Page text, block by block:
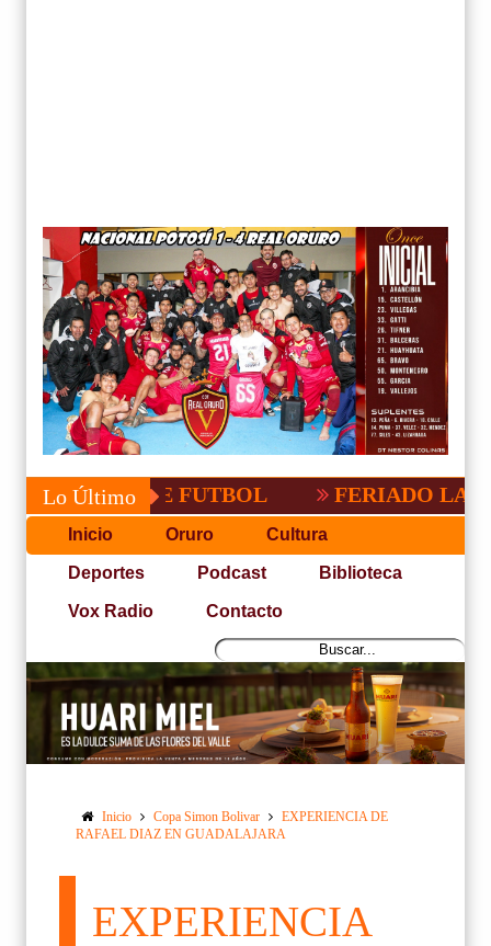
Lo Último
DE FUTBOL FERIADO LARGO EN
Inicio Oruro Cultura
Deportes Podcast Biblioteca
Vox Radio Contacto
Inicio Copa Simon Bolivar
EXPERIENCIA DE
RAFAEL DIAZ EN GUADALAJARA
EXPERIENCIA